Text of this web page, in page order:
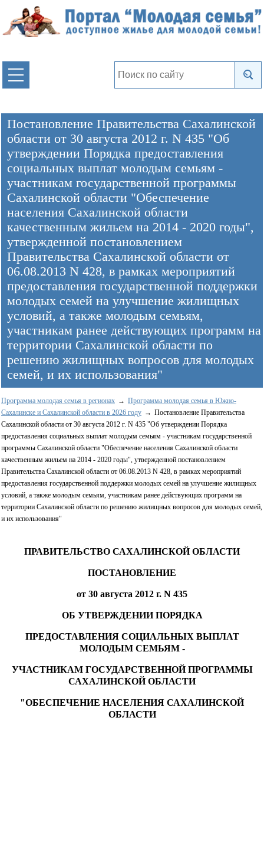
Постановление Правительства Сахалинской
области от 30 августа 2012 г. N 435 "Об
утверждении Порядка предоставления
социальных выплат молодым семьям -
участникам государственной программы
Сахалинской области "Обеспечение
населения Сахалинской области
качественным жильем на 2014 - 2020 годы",
утвержденной постановлением
Правительства Сахалинской области от
06.08.2013 N 428, в рамках мероприятий
предоставления государственной поддержки
молодых семей на улучшение жилищных
условий, а также молодым семьям,
участникам ранее действующих программ на
территории Сахалинской области по
решению жилищных вопросов для молодых
семей, и их использования"
Программа молодая семья в регионах
Программа молодая семья в Южно-
Сахалинске и Сахалинской области в 2026 году
Постановление Правительства
Сахалинской области от 30 августа 2012 г. N 435 "Об утверждении Порядка
предоставления социальных выплат молодым семьям - участникам государственной
программы Сахалинской области "Обеспечение населения Сахалинской области
качественным жильем на 2014 - 2020 годы", утвержденной постановлением
Правительства Сахалинской области от 06.08.2013 N 428, в рамках мероприятий
предоставления государственной поддержки молодых семей на улучшение жилищных
условий, а также молодым семьям, участникам ранее действующих программ на
территории Сахалинской области по решению жилищных вопросов для молодых семей,
и их использования"
ПРАВИТЕЛЬСТВО САХАЛИНСКОЙ ОБЛАСТИ
ПОСТАНОВЛЕНИЕ
от 30 августа 2012 г. N 435
ОБ УТВЕРЖДЕНИИ ПОРЯДКА
ПРЕДОСТАВЛЕНИЯ СОЦИАЛЬНЫХ ВЫПЛАТ
МОЛОДЫМ СЕМЬЯМ -
УЧАСТНИКАМ ГОСУДАРСТВЕННОЙ ПРОГРАММЫ
САХАЛИНСКОЙ ОБЛАСТИ
"ОБЕСПЕЧЕНИЕ НАСЕЛЕНИЯ САХАЛИНСКОЙ
ОБЛАСТИ